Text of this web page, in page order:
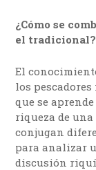
¿Cómo se
el tradicional?
El
los
que se
riqueza de
conjugan
para analizar
discusión